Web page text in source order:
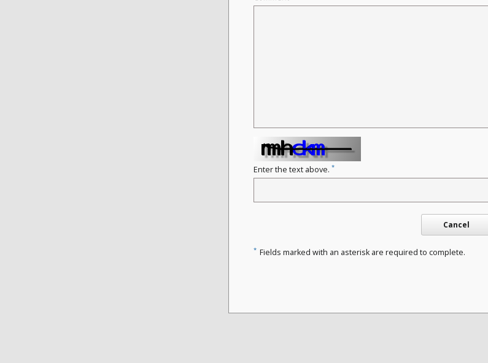
Enter the text above. *
Cancel
* Fields marked with an asterisk are required to complete.